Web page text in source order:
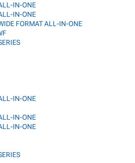
IN-ONE
IN-ONE
FORMAT ALL-IN-ONE
IN-ONE
IN-ONE
IN-ONE